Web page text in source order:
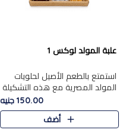
علبة المولد لوكس 1
استمتع بالطعم الأصيل لحلويات
المولد المصرية مع هذه التشكيلة
المختارة بعناية من 9 قطع. تتضمن
التشكيلة جوزرية مع فول،ملبان
150.00 جنيه
أضف